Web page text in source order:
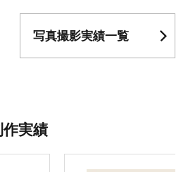
写真撮影実績一覧
実績